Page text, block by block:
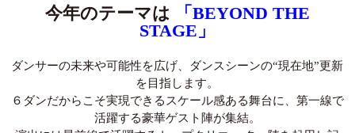
今年のテーマは
「BEYOND THE
STAGE」
ダンサーの未来や可能性を広げ、ダンスシーンの“現在地”更新
を⽬指します。
６ダンだからこそ実現できるスケール感ある舞台に、第⼀線で
活躍する豪華ゲスト陣が集結。